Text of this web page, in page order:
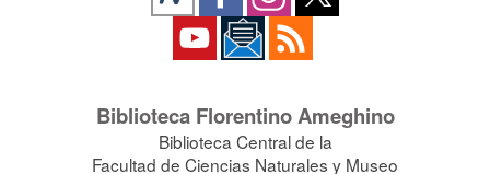
Biblioteca Florentino Ameghino
Biblioteca Central de la
Facultad de Ciencias Naturales y Museo